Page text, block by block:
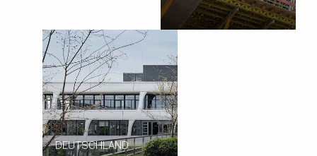
DEUTSCHLAND